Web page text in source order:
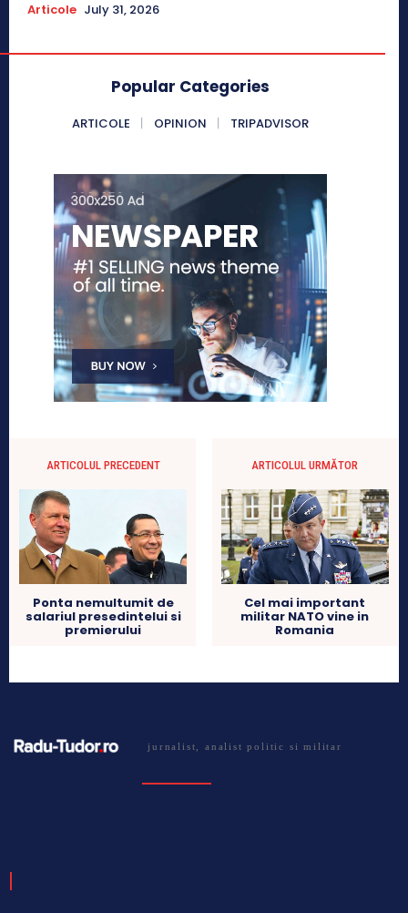
Articole July 31, 2026
Popular Categories
ARTICOLE OPINION TRIPADVISOR
ARTICOLUL PRECEDENT
Ponta nemultumit de
salariul presedintelui si
premierului
ARTICOLUL URMĂTOR
Cel mai important
militar NATO vine in
Romania
jurnalist, analist politic si militar